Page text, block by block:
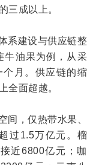
三成以上。
系建设与供应链整
牛油果为例，从采
月。供应链的缩
全面超越。
间，仅热带水果、
过1.5万亿元。榴
近6800亿元；咖